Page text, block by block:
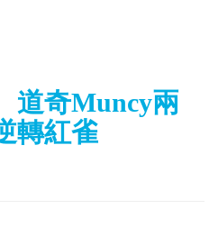
道奇Muncy兩
轉紅雀